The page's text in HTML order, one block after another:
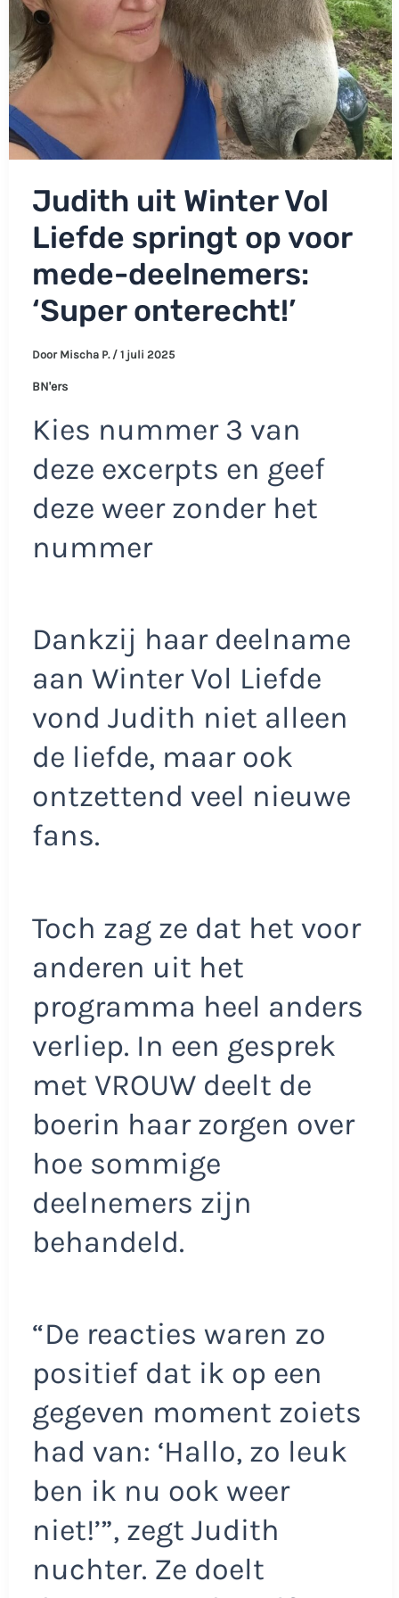
Judith uit Winter Vol
Liefde springt op voor
mede-deelnemers:
‘Super onterecht!’
Door Mischa P. / 1 juli 2025
BN'ers
Kies nummer 3 van
deze excerpts en geef
deze weer zonder het
nummer
Dankzij haar deelname
aan Winter Vol Liefde
vond Judith niet alleen
de liefde, maar ook
ontzettend veel nieuwe
fans.
Toch zag ze dat het voor
anderen uit het
programma heel anders
verliep. In een gesprek
met VROUW deelt de
boerin haar zorgen over
hoe sommige
deelnemers zijn
behandeld.
“De reacties waren zo
positief dat ik op een
gegeven moment zoiets
had van: ‘Hallo, zo leuk
ben ik nu ook weer
niet!’”, zegt Judith
nuchter. Ze doelt